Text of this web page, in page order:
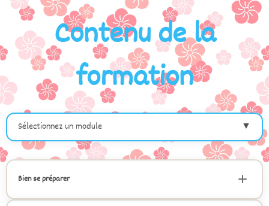
Contenu de la
formation
Sélectionnez un module ▼
Bien se préparer